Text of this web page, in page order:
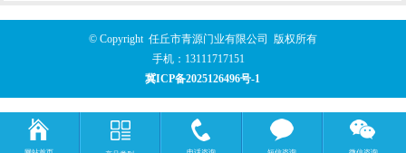
© Copyright 任丘市青源门业有限公司 版权所有
手机： 13111717151
冀ICP备2025126496号-1